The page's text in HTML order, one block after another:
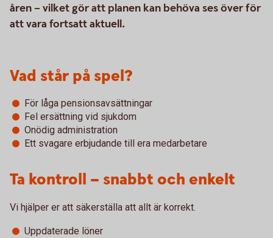
åren – vilket gör att planen kan behöva ses över för
att vara fortsatt aktuell.
Vad står på spel?
För låga pensionsavsättningar
Fel ersättning vid sjukdom
Onödig administration
Ett svagare erbjudande till era medarbetare
Ta kontroll – snabbt och enkelt
Vi hjälper er att säkerställa att allt är korrekt.
Uppdaterade löner